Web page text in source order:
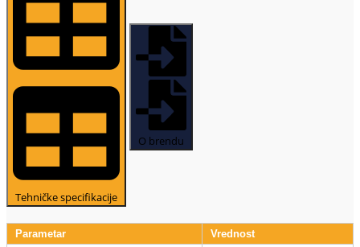
Tehničke specifikacije
O brendu
Parametar
Vrednost